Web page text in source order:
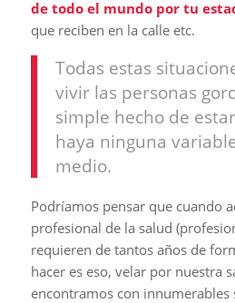
de todo el mundo por tu
que reciben en la calle etc.
Todas estas
vivir las personas
simple hecho de
haya ninguna
medio.
Podríamos pensar que cuando
profesional de la salud
requieren de tantos años de
hacer es eso, velar por nuestra
encontramos con innumerables